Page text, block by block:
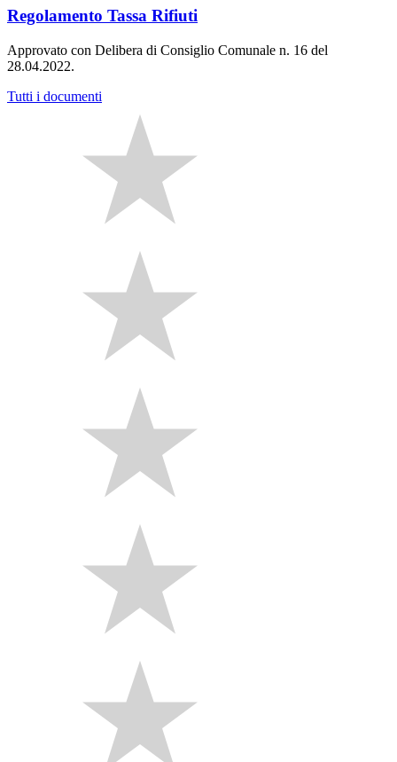
Regolamento Tassa Rifiuti
Approvato con Delibera di Consiglio Comunale n. 16 del
28.04.2022.
Tutti i documenti